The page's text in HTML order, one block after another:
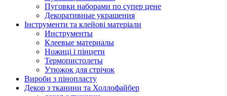
Пуговки наборами по супер цене
Декоративные украшения
Інструменти та клейові матеріали
Инструменты
Клеевые материалы
Ножиці і пінцети
Термопистолеты
Утюжок для стрічок
Вироби з пінопласту
Декор з тканини та Холлофайбер